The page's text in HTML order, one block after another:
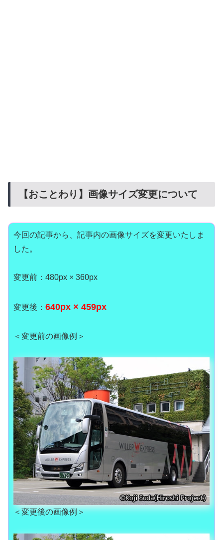
【おことわり】画像サイズ変更について
今回の記事から、記事内の画像サイズを変更いたしま
した。
変更前：480px × 360px
変更後： 640px × 459px
＜変更前の画像例＞
＜変更後の画像例＞